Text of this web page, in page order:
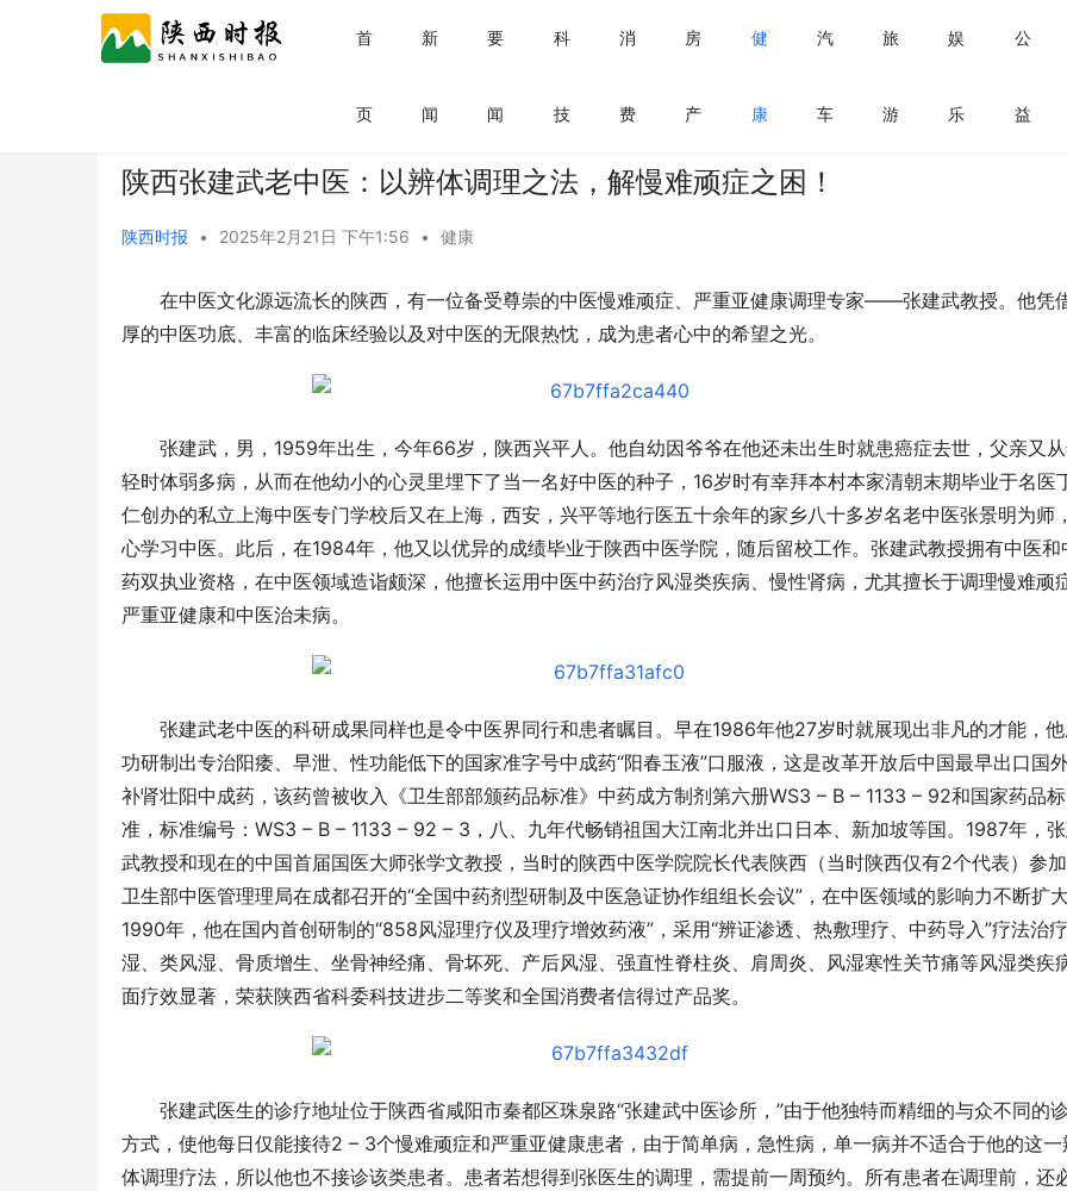
首
页
新
闻
要
闻
科
技
消
费
房
产
健
康
汽
车
旅
游
娱
乐
公
益
陕西张建武老中医：以辨体调理之法，解慢难顽症之困！
陕西时报 • 2025年2月21日 下午1:56 • 健康
在中医文化源远流长的陕西，有一位备受尊崇的中医慢难顽症、严重亚健康调理专家——张建武教授。他凭
厚的中医功底、丰富的临床经验以及对中医的无限热忱，成为患者心中的希望之光。
张建武，男，1959年出生，今年66岁，陕西兴平人。他自幼因爷爷在他还未出生时就患癌症去世，父亲又
轻时体弱多病，从而在他幼小的心灵里埋下了当一名好中医的种子，16岁时有幸拜本村本家清朝末期毕业于名医
仁创办的私立上海中医专门学校后又在上海，西安，兴平等地行医五十余年的家乡八十多岁名老中医张景明为师
心学习中医。此后，在1984年，他又以优异的成绩毕业于陕西中医学院，随后留校工作。张建武教授拥有中医和
药双执业资格，在中医领域造诣颇深，他擅长运用中医中药治疗风湿类疾病、慢性肾病，尤其擅长于调理慢难顽
严重亚健康和中医治未病。
张建武老中医的科研成果同样也是令中医界同行和患者瞩目。早在1986年他27岁时就展现出非凡的才能，
功研制出专治阳痿、早泄、性功能低下的国家准字号中成药“阳春玉液”口服液，这是改革开放后中国最早出口国
补肾壮阳中成药，该药曾被收入《卫生部部颁药品标准》中药成方制剂第六册WS3 – B – 1133 – 92和国家药品标
准，标准编号：WS3 – B – 1133 – 92 – 3，八、九年代畅销祖国大江南北并出口日本、新加坡等国。1987年，
武教授和现在的中国首届国医大师张学文教授，当时的陕西中医学院院长代表陕西（当时陕西仅有2个代表）参
卫生部中医管理理局在成都召开的“全国中药剂型研制及中医急证协作组组长会议”，在中医领域的影响力不断扩大
1990年，他在国内首创研制的“858风湿理疗仪及理疗增效药液”，采用“辨证渗透、热敷理疗、中药导入”疗法治
湿、类风湿、骨质增生、坐骨神经痛、骨坏死、产后风湿、强直性脊柱炎、肩周炎、风湿寒性关节痛等风湿类疾
面疗效显著，荣获陕西省科委科技进步二等奖和全国消费者信得过产品奖。
张建武医生的诊疗地址位于陕西省咸阳市秦都区珠泉路“张建武中医诊所，”由于他独特而精细的与众不同的
方式，使他每日仅能接待2 – 3个慢难顽症和严重亚健康患者，由于简单病，急性病，单一病并不适合于他的这一
体调理疗法，所以他也不接诊该类患者。患者若想得到张医生的调理，需提前一周预约。所有患者在调理前，还